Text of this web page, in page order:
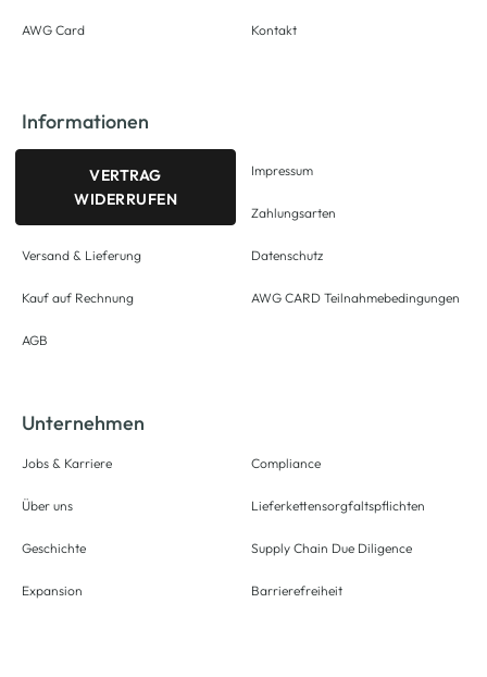
AWG Card Kontakt
Informationen
VERTRAG
WIDERRUFEN
Versand & Lieferung
Kauf auf Rechnung
AGB
Impressum
Zahlungsarten
Datenschutz
AWG CARD Teilnahmebedingungen
Unternehmen
Jobs & Karriere
Über uns
Geschichte
Expansion
Compliance
Lieferkettensorgfaltspflichten
Supply Chain Due Diligence
Barrierefreiheit